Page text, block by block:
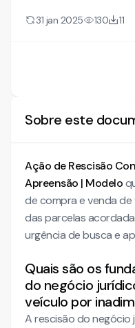
31 jan 2025 130 11
Sobre este
Ação de Rescisão
Apreensão | Modelo
de compra e venda
das parcelas
urgência de busca e
Quais são os
do negócio
veículo por
A rescisão do negócio